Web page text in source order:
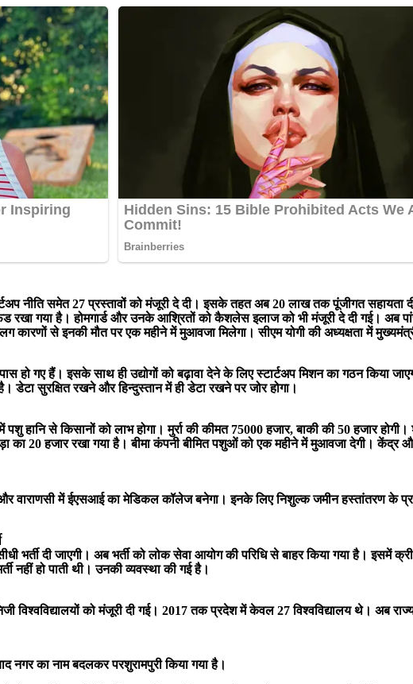
नीति समेत 27 प्रस्तावों को मंजूरी दे दी। इसके तहत अब 20 लाख तक पूंजीगत सहायता
फंड रखा गया है। होमगार्ड और उनके आश्रितों को कैशलेस इलाज को भी मंजूरी दे दी गई।
कारणों से इनकी मौत पर एक महीने में मुआवजा मिलेगा। सीएम योगी की अध्यक्षता में
हो गए हैं। इसके साथ ही उद्योगों को बढ़ावा देने के लिए स्टार्टअप मिशन का गठन
डेटा सुरक्षित रखने और हिन्दुस्तान में ही डेटा रखने पर जोर होगा।
में पशु हानि से किसानों को लाभ होगा। मुर्रा की कीमत 75000 हजार, बाकी की 50 हजार
का 20 हजार रखा गया है। बीमा कंपनी बीमित पशुओं को एक महीने में मुआवजा देगी।
वाराणसी में ईएसआई का मेडिकल कॉलेज बनेगा। इनके लिए निशुल्क जमीन हस्तांतरण के
दी जाएगी। अब भर्ती को लोक सेवा आयोग की परिधि से बाहर किया गया है। इसमें
नहीं हो पाती थी। उनकी व्यवस्था की गई है।
विश्वविद्यालयों को मंजूरी दी गई। 2017 तक प्रदेश में केवल 27 विश्वविद्यालय थे। अब राज्य
नगर का नाम बदलकर परशुरामपुरी किया गया है।